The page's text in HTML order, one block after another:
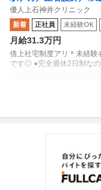
勤なし／正社員
優人上石神井クリニック
新着 正社員 未経験OK
月給31.3万円
借上社宅制度アリ＊未経
です◎ ●完全週休2日制な
制度企画・組織開発
科クリニックの事務長
株式会社avriot
【職種】人事＞制度企画
ィング ※会員属性などに応